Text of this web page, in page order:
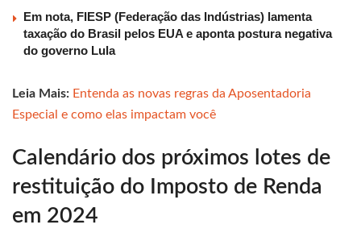
Em nota, FIESP (Federação das Indústrias) lamenta
taxação do Brasil pelos EUA e aponta postura negativa
do governo Lula
Leia Mais: Entenda as novas regras da Aposentadoria
Especial e como elas impactam você
Calendário dos próximos lotes de
restituição do Imposto de Renda
em 2024